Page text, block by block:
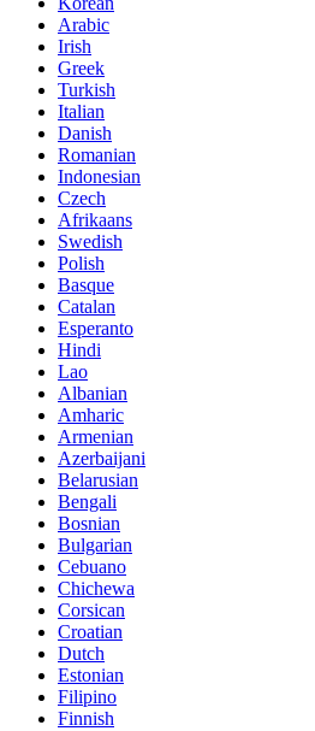
Arabic
Irish
Greek
Turkish
Italian
Danish
Romanian
Indonesian
Czech
Afrikaans
Swedish
Polish
Basque
Catalan
Esperanto
Hindi
Lao
Albanian
Amharic
Armenian
Azerbaijani
Belarusian
Bengali
Bosnian
Bulgarian
Cebuano
Chichewa
Corsican
Croatian
Dutch
Estonian
Filipino
Finnish